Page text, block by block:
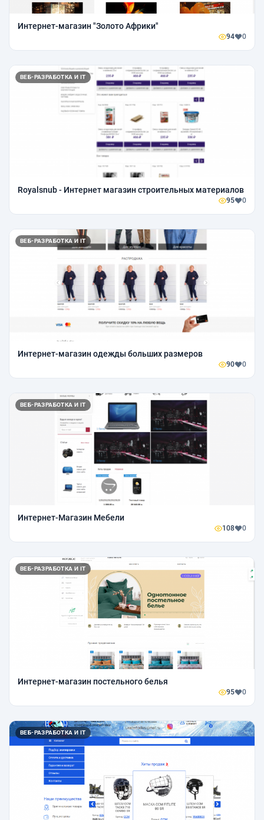
Интернет-магазин "Золото Африки"
94 0
ВЕБ-РАЗРАБОТКА И IT
Royalsnub - Интернет магазин строительных материалов
95 0
ВЕБ-РАЗРАБОТКА И IT
Интернет-магазин одежды больших размеров
90 0
ВЕБ-РАЗРАБОТКА И IT
Интернет-Магазин Мебели
108 0
ВЕБ-РАЗРАБОТКА И IT
Интернет-магазин постельного белья
95 0
ВЕБ-РАЗРАБОТКА И IT